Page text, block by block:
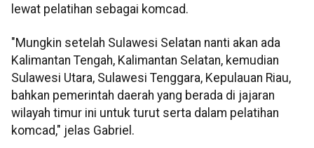
lewat pelatihan sebagai komcad.
"Mungkin setelah Sulawesi Selatan nanti akan ada
Kalimantan Tengah, Kalimantan Selatan, kemudian
Sulawesi Utara, Sulawesi Tenggara, Kepulauan Riau,
bahkan pemerintah daerah yang berada di jajaran
wilayah timur ini untuk turut serta dalam pelatihan
komcad," jelas Gabriel.